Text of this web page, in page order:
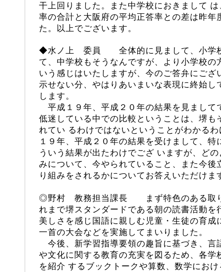
干上回りました。また中学校におきまして
率の合計と大阪府の平均正答率との差は昨年
た。以上でございます。
◆水ノ上 委員 全体的に見まして、小学
て、中学校もそうなんですが、より小学校の
いう感じはいたしますが、今のご答弁にござ
示せない分、やはりあいまいな表現に終始し
します。
平成１９年、平成２０年の結果を見まして
低迷している中での比較ということは、堺も
れてい るわけではないということがわかる
１９年、平成２０年の結果を受けまして、
ういう結果が出たわけでござ いますが、ど
みについて、今やられていること、また今後
り組みをされるかについてお答えいただけま
◎野村 教務担当課長 まず特色のある取り
れまで堺スタンダードである朝の読書活動を
美しさを感じ国語に親しむ児童・生徒の育成
一首の大会などを実施してまいりました。
今後、新学習指導要領の趣旨に基づき、言
や文化に関する教育の充実を図るため、各学
を紹介 するブックトークや算数、数学にお